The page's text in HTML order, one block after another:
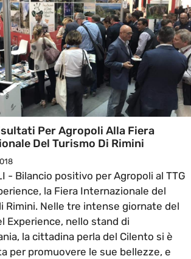
Per Agropoli Alla Fiera
Del Turismo Di Rimini
- Bilancio positivo per Agropoli al TTG
la Fiera Internazionale del
Rimini. Nelle tre intense giornate del
Experience, nello stand di
la cittadina perla del Cilento si è
per promuovere le sue bellezze, e